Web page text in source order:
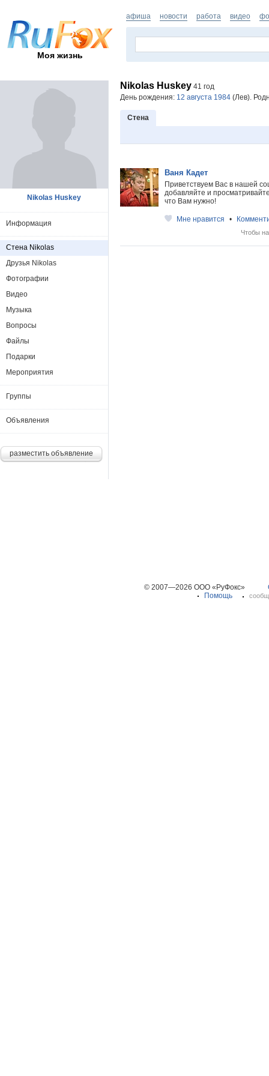
Моя жизнь
афиша новости работа видео
Nikolas Huskey 41 год
День рождения: 12 августа 1984 (Лев).
Стена
Ваня Кадет
Приветствуем Вас в нашей
добавляйте и
что Вам нужно!
Мне нравится •
Чтобы
Nikolas Huskey
Информация
Стена Nikolas
Друзья Nikolas
Фотографии
Видео
Музыка
Вопросы
Файлы
Подарки
Мероприятия
Группы
Объявления
разместить объявление
© 2007—2026 ООО «РуФокс»
Помощь